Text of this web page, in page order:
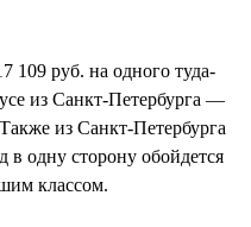
109 руб. на одного туда-
из Санкт-Петербурга —
из Санкт-Петербурга
в одну сторону обойдется
классом.